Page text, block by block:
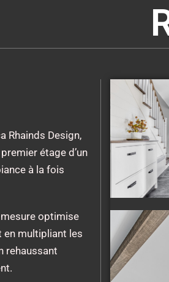
Rhainds Design,
étage d’un
à la fois
optimise
en multipliant les
rehaussant